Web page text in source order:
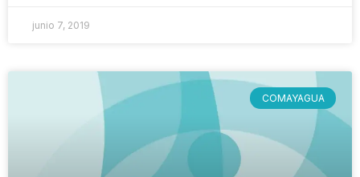
junio 7, 2019
COMAYAGUA